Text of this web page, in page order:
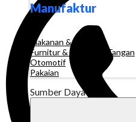
Manufaktur
Makanan & Minuman
Furnitur & Kerajinan Tangan
Otomotif
Pakaian
Sumber Daya